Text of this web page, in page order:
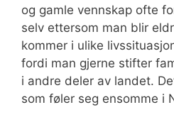
og gamle vennskap ofte
selv ettersom man blir
kommer i ulike
fordi man gjerne stifter
i andre deler av landet.
som føler seg ensomme i